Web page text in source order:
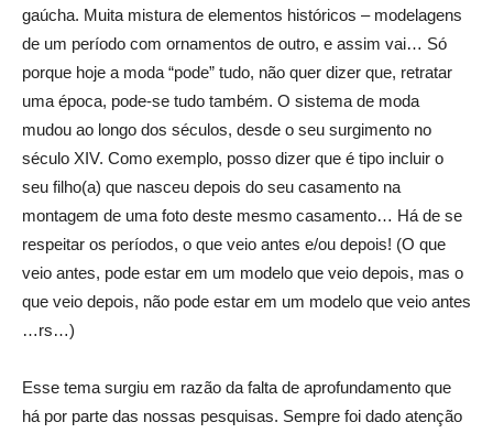
gaúcha. Muita mistura de elementos históricos – modelagens
de um período com ornamentos de outro, e assim vai… Só
porque hoje a moda “pode” tudo, não quer dizer que, retratar
uma época, pode-se tudo também. O sistema de moda
mudou ao longo dos séculos, desde o seu surgimento no
século XIV. Como exemplo, posso dizer que é tipo incluir o
seu filho(a) que nasceu depois do seu casamento na
montagem de uma foto deste mesmo casamento… Há de se
respeitar os períodos, o que veio antes e/ou depois! (O que
veio antes, pode estar em um modelo que veio depois, mas o
que veio depois, não pode estar em um modelo que veio antes
…rs…)
Esse tema surgiu em razão da falta de aprofundamento que
há por parte das nossas pesquisas. Sempre foi dado atenção